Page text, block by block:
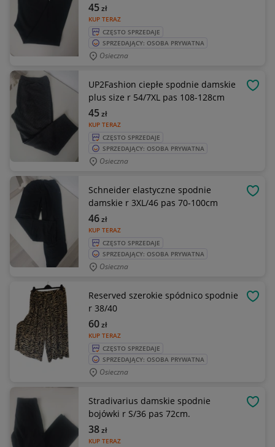
KUP TERAZ
45zł
CZĘSTO SPRZEDAJE
SPRZEDAJĄCY: OSOBA PRYWATNA
Osieczna
UP2Fashion ciepłe spodnie damskie
plus size r 54/7XL pas 108-128cm
KUP TERAZ
45zł
CZĘSTO SPRZEDAJE
SPRZEDAJĄCY: OSOBA PRYWATNA
Osieczna
Schneider elastyczne spodnie
damskie r 3XL/46 pas 70-100cm
KUP TERAZ
46zł
CZĘSTO SPRZEDAJE
SPRZEDAJĄCY: OSOBA PRYWATNA
Osieczna
Reserved szerokie spódnico spodnie
r 38/40
KUP TERAZ
60zł
CZĘSTO SPRZEDAJE
SPRZEDAJĄCY: OSOBA PRYWATNA
Osieczna
Stradivarius damskie spodnie
bojówki r S/36 pas 72cm.
KUP TERAZ
38zł